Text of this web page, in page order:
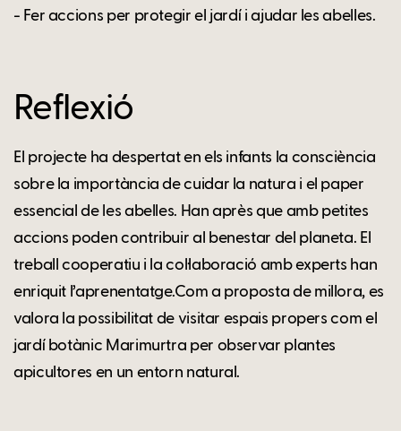
- Fer accions per protegir el jardí i ajudar les abelles.
Reflexió
El projecte ha despertat en els infants la consciència
sobre la importància de cuidar la natura i el paper
essencial de les abelles. Han après que amb petites
accions poden contribuir al benestar del planeta. El
treball cooperatiu i la col·laboració amb experts han
enriquit l’aprenentatge.Com a proposta de millora, es
valora la possibilitat de visitar espais propers com el
jardí botànic Marimurtra per observar plantes
apicultores en un entorn natural.